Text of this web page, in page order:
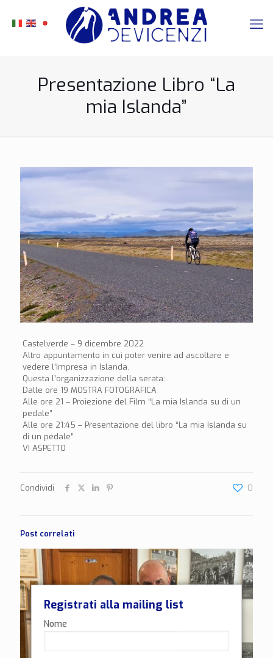
Presentazione Libro “La
mia Islanda”
Castelverde – 9 dicembre 2022
Altro appuntamento in cui poter venire ad ascoltare e
vedere l’Impresa in Islanda.
Questa l’organizzazione della serata:
Dalle ore 19 MOSTRA FOTOGRAFICA
Alle ore 21 – Proiezione del Film “La mia Islanda su di un
pedale”
Alle ore 21:45 – Presentazione del libro “La mia Islanda su
di un pedale”
VI ASPETTO
Condividi 0
Post correlati
Registrati alla mailing list
Nome